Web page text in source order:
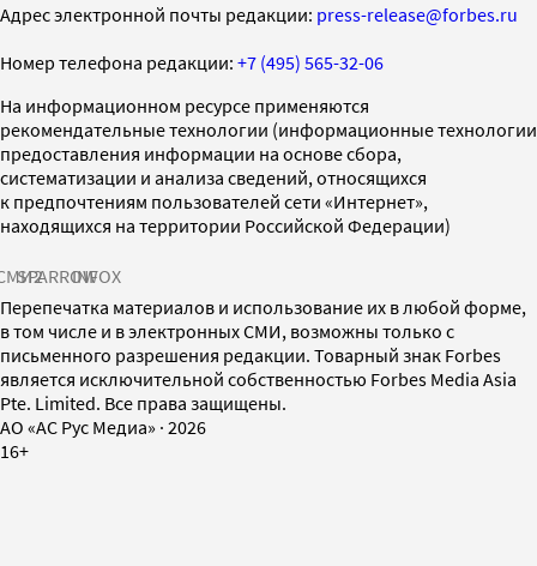
Адрес электронной почты редакции: press-release@forbes.ru
Номер телефона редакции: +7 (495) 565-32-06
На информационном ресурсе применяются
рекомендательные технологии (информационные технологии
предоставления информации на основе сбора,
систематизации и анализа сведений, относящихся
к предпочтениям пользователей сети «Интернет»,
находящихся на территории Российской Федерации)
SPARROWINFOX
Перепечатка материалов и использование их в любой форме,
в том числе и в электронных СМИ, возможны только с
письменного разрешения редакции. Товарный знак Forbes
является исключительной собственностью Forbes Media Asia
Pte. Limited. Все права защищены.
AO «АС Рус Медиа» · 2026
16+